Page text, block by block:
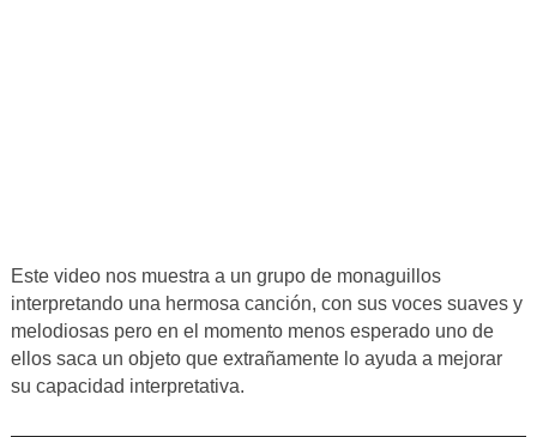
Este video nos muestra a un grupo de monaguillos
interpretando una hermosa canción, con sus voces suaves y
melodiosas pero en el momento menos esperado uno de
ellos saca un objeto que extrañamente lo ayuda a mejorar
su capacidad interpretativa.